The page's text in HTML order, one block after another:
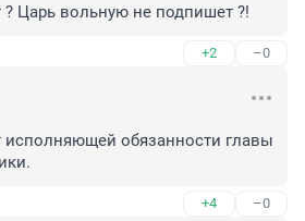
? Царь вольную не подпишет ?!
+2 –0
исполняющей обязанности главы
+4 –0